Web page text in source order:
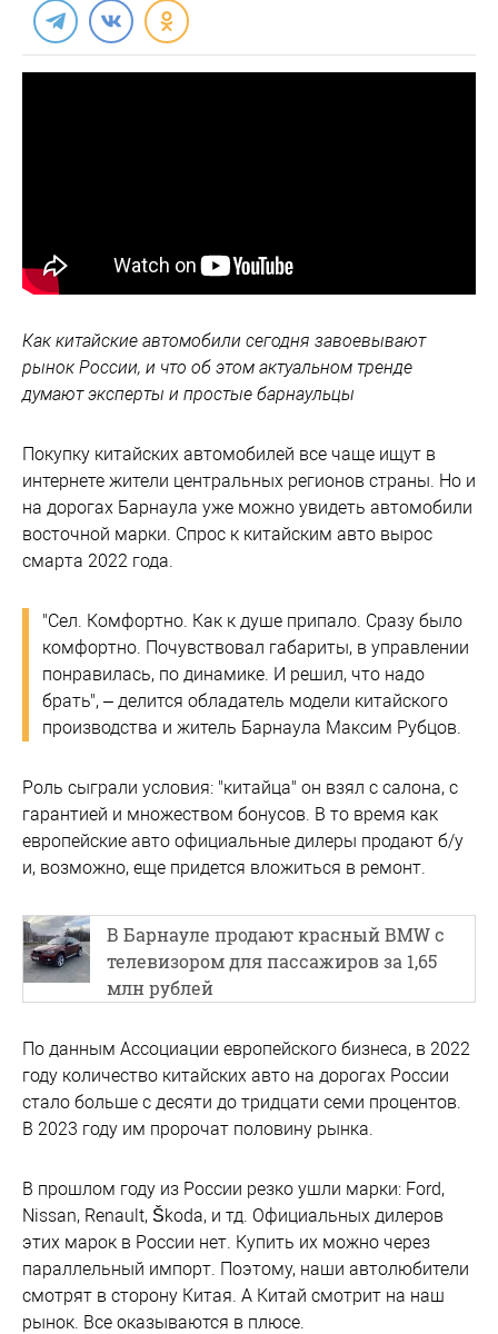
Как китайские автомобили сегодня завоевывают
рынок России, и что об этом актуальном тренде
думают эксперты и простые барнаульцы
Покупку китайских автомобилей все чаще ищут в
интернете жители центральных регионов страны. Но и
на дорогах Барнаула уже можно увидеть автомобили
восточной марки. Спрос к китайским авто вырос
смарта 2022 года.
"Сел. Комфортно. Как к душе припало. Сразу было
комфортно. Почувствовал габариты, в управлении
понравилась, по динамике. И решил, что надо
брать", – делится обладатель модели китайского
производства и житель Барнаула Максим Рубцов.
Роль сыграли условия: "китайца" он взял с салона, с
гарантией и множеством бонусов. В то время как
европейские авто официальные дилеры продают б/у
и, возможно, еще придется вложиться в ремонт.
В Барнауле продают красный BMW с
телевизором для пассажиров за 1,65
млн рублей
По данным Ассоциации европейского бизнеса, в 2022
году количество китайских авто на дорогах России
стало больше с десяти до тридцати семи процентов.
В 2023 году им пророчат половину рынка.
В прошлом году из России резко ушли марки: Ford,
Nissan, Renault, Škoda, и тд. Официальных дилеров
этих марок в России нет. Купить их можно через
параллельный импорт. Поэтому, наши автолюбители
смотрят в сторону Китая. А Китай смотрит на наш
рынок. Все оказываются в плюсе.